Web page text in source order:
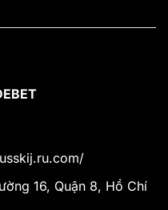
16, Quận 8, Hồ Chí